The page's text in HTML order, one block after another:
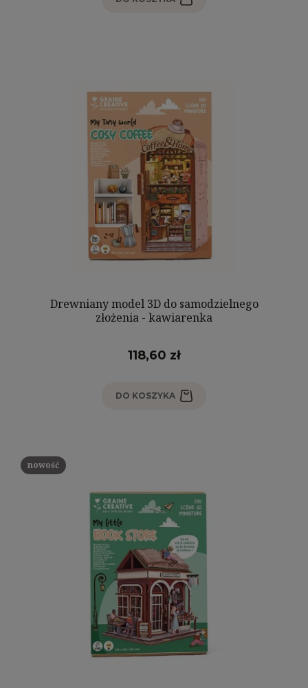
Drewniany model 3D do samodzielnego
złożenia - kawiarenka
118,60 zł
DO KOSZYKA
nowość